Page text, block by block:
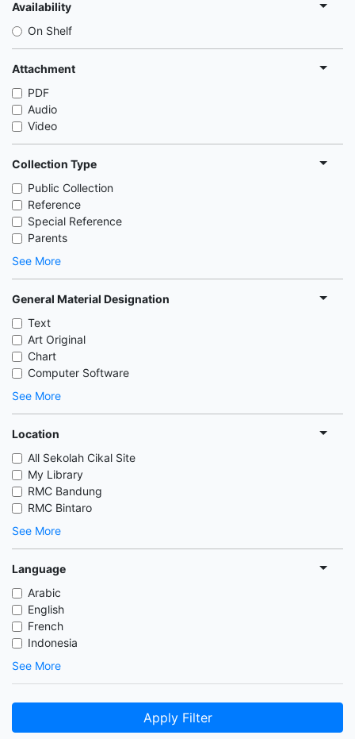
Availability
On Shelf
Attachment
PDF
Audio
Video
Collection Type
Public Collection
Reference
Special Reference
Parents
See More
General Material Designation
Text
Art Original
Chart
Computer Software
See More
Location
All Sekolah Cikal Site
My Library
RMC Bandung
RMC Bintaro
See More
Language
Arabic
English
French
Indonesia
See More
Apply Filter